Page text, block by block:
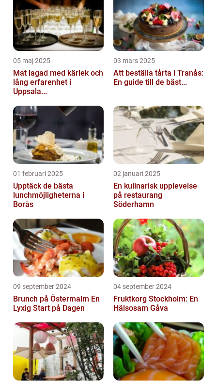
05 maj 2025
Mat lagad med kärlek och
lång erfarenhet i
Uppsala...
03 mars 2025
Att beställa tårta i Tranås:
En guide till de bäst...
01 februari 2025
Upptäck de bästa
lunchmöjligheterna i
Borås
02 januari 2025
En kulinarisk upplevelse
på restaurang
Söderhamn
09 september 2024
Brunch på Östermalm En
Lyxig Start på Dagen
04 september 2024
Fruktkorg Stockholm: En
Hälsosam Gåva